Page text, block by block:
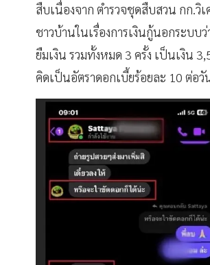
สืบเนื่องจาก ตำรวจชุดสืบสวน กก.วิ
ชาวบ้านในเรื่องการเงินกู้นอกระบ
ยืมเงิน รวมทั้งหมด 3 ครั้ง เป็นเงิน
คิดเป็นอัตราดอกเบี้ยร้อยละ 10 ต่อ